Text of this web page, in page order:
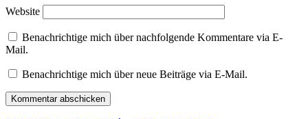
Website
Benachrichtige mich über nachfolgende Kommentare via E-
Mail.
Benachrichtige mich über neue Beiträge via E-Mail.